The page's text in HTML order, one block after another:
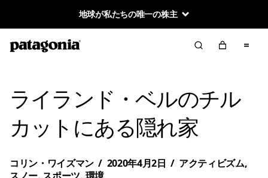
地球が私たちの唯一の株主
ライランド・ベルのチル
カットにある隠れ家
コリン・ワイズマン / 2020年4月2日 / アクティビズム,